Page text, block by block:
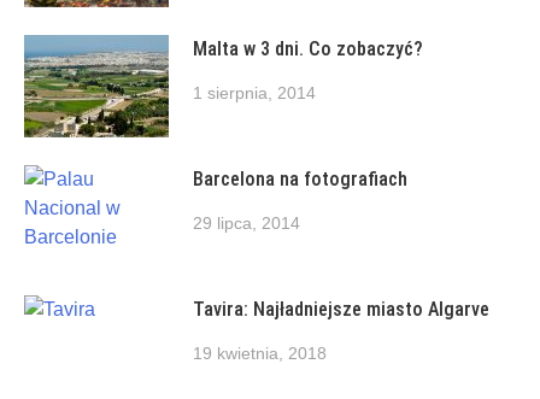
Malta w 3 dni. Co zobaczyć?
1 sierpnia, 2014
Barcelona na fotografiach
29 lipca, 2014
Tavira: Najładniejsze miasto Algarve
19 kwietnia, 2018